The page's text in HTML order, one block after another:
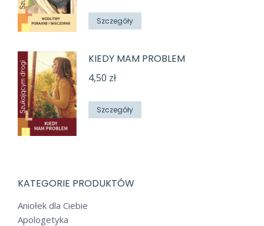
wynosiła:
Szczegóły
KIEDY MAM PROBLEM
4,50 zł
Szczegóły
KATEGORIE PRODUKTÓW
Aniołek dla Ciebie
Apologetyka